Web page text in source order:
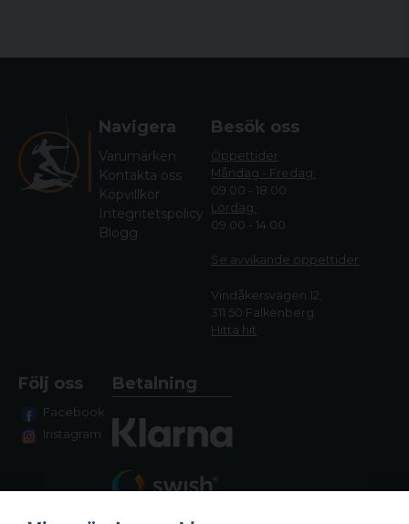
Navigera
Varumärken
Kontakta oss
Köpvillkor
Integritetspolicy
Blogg
Besök oss
Öppettider
Måndag - Fredag:
09.00 - 18.00
Lördag:
09.00 - 14.00
Se avvikande öppettider
Vindåkersvägen 12,
311 50 Falkenberg
Hitta hit
Följ oss
Facebook
Instagram
Betalning